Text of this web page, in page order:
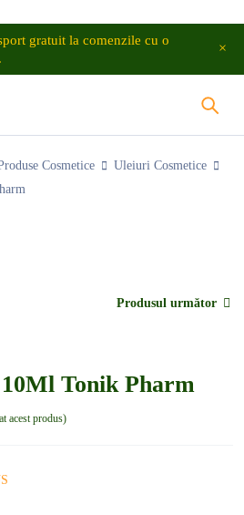
gratuit la comenzile cu o
.
Cosmetice
Uleiuri Cosmetice
Produsul următor
Tonik Pharm
acest produs